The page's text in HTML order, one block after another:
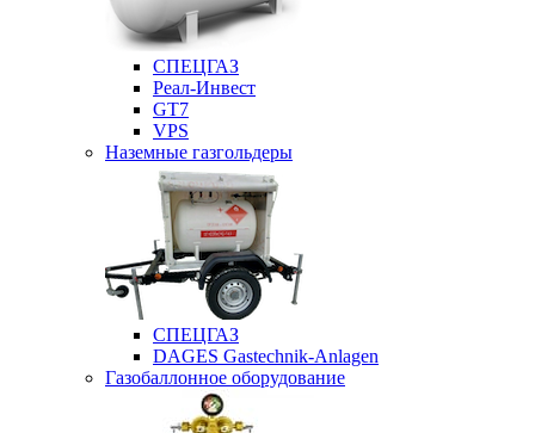
СПЕЦГАЗ
Реал-Инвест
GT7
VPS
Наземные газгольдеры
СПЕЦГАЗ
DAGES Gastechnik-Anlagen
Газобаллонное оборудование